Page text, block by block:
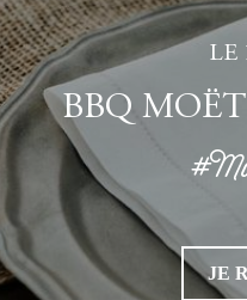
LE
BBQ
JE